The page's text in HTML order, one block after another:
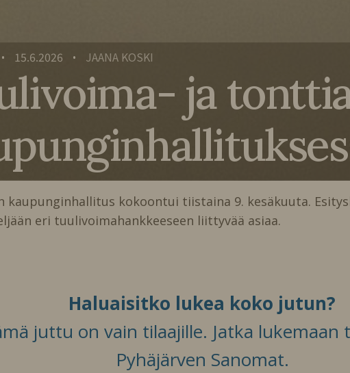
• 15.6.2026 • JAANA KOSKI
ja
kaupunginhallitus kokoontui tiistaina 9. kesäkuuta.
eri tuulivoimahankkeeseen liittyvää asiaa.
Haluaisitko lukea koko jutun?
juttu on vain tilaajille. Jatka lukemaan
Pyhäjärven Sanomat.